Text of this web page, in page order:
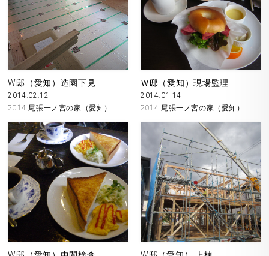
W邸（愛知）造園下見
2014.02.12
2014 尾張一ノ宮の家（愛知）
Ｗ邸（愛知）現場監理
2014.01.14
2014 尾張一ノ宮の家（愛知）